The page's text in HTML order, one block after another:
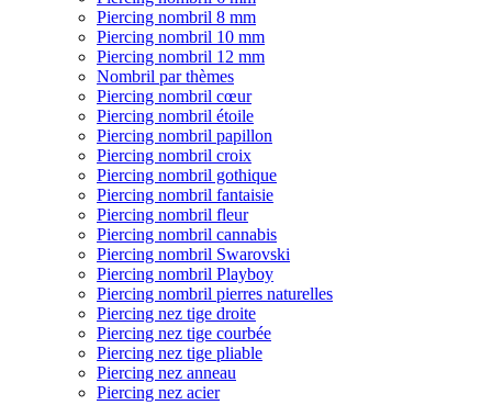
Piercing nombril 8 mm
Piercing nombril 10 mm
Piercing nombril 12 mm
Nombril par thèmes
Piercing nombril cœur
Piercing nombril étoile
Piercing nombril papillon
Piercing nombril croix
Piercing nombril gothique
Piercing nombril fantaisie
Piercing nombril fleur
Piercing nombril cannabis
Piercing nombril Swarovski
Piercing nombril Playboy
Piercing nombril pierres naturelles
Piercing nez tige droite
Piercing nez tige courbée
Piercing nez tige pliable
Piercing nez anneau
Piercing nez acier